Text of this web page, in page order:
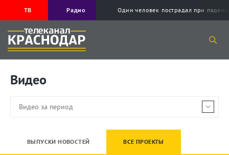
ТВ Радио Один человек пострадал при
Видео
ВЫПУСКИ НОВОСТЕЙ ВСЕ ПРОЕКТЫ